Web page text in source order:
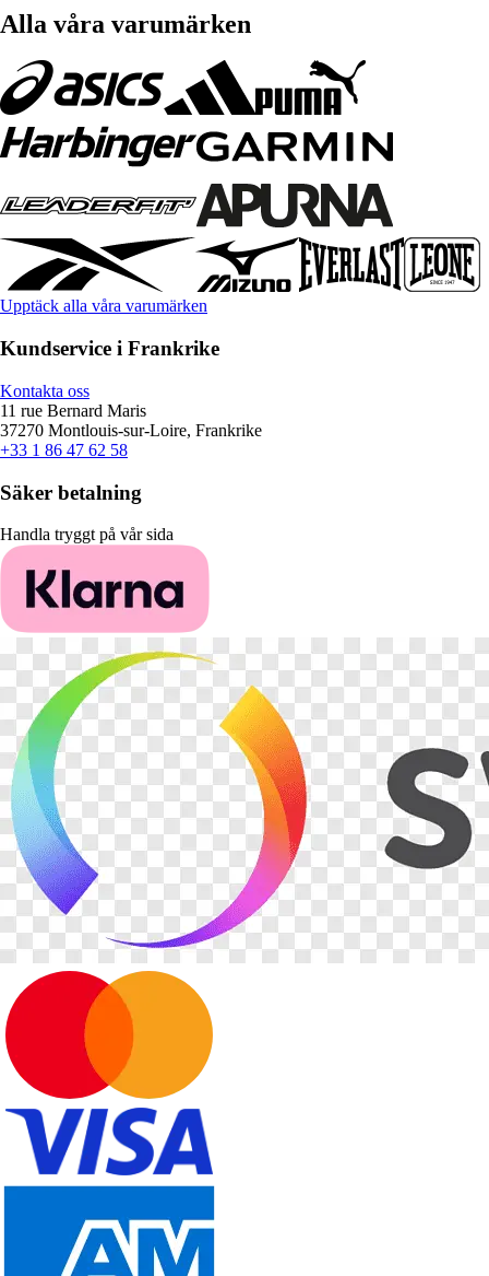
Alla våra varumärken
Upptäck alla våra varumärken
Kundservice i Frankrike
Kontakta oss
11 rue Bernard Maris
37270 Montlouis-sur-Loire, Frankrike
+33 1 86 47 62 58
Säker betalning
Handla tryggt på vår sida